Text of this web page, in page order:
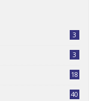
3
3
18
40